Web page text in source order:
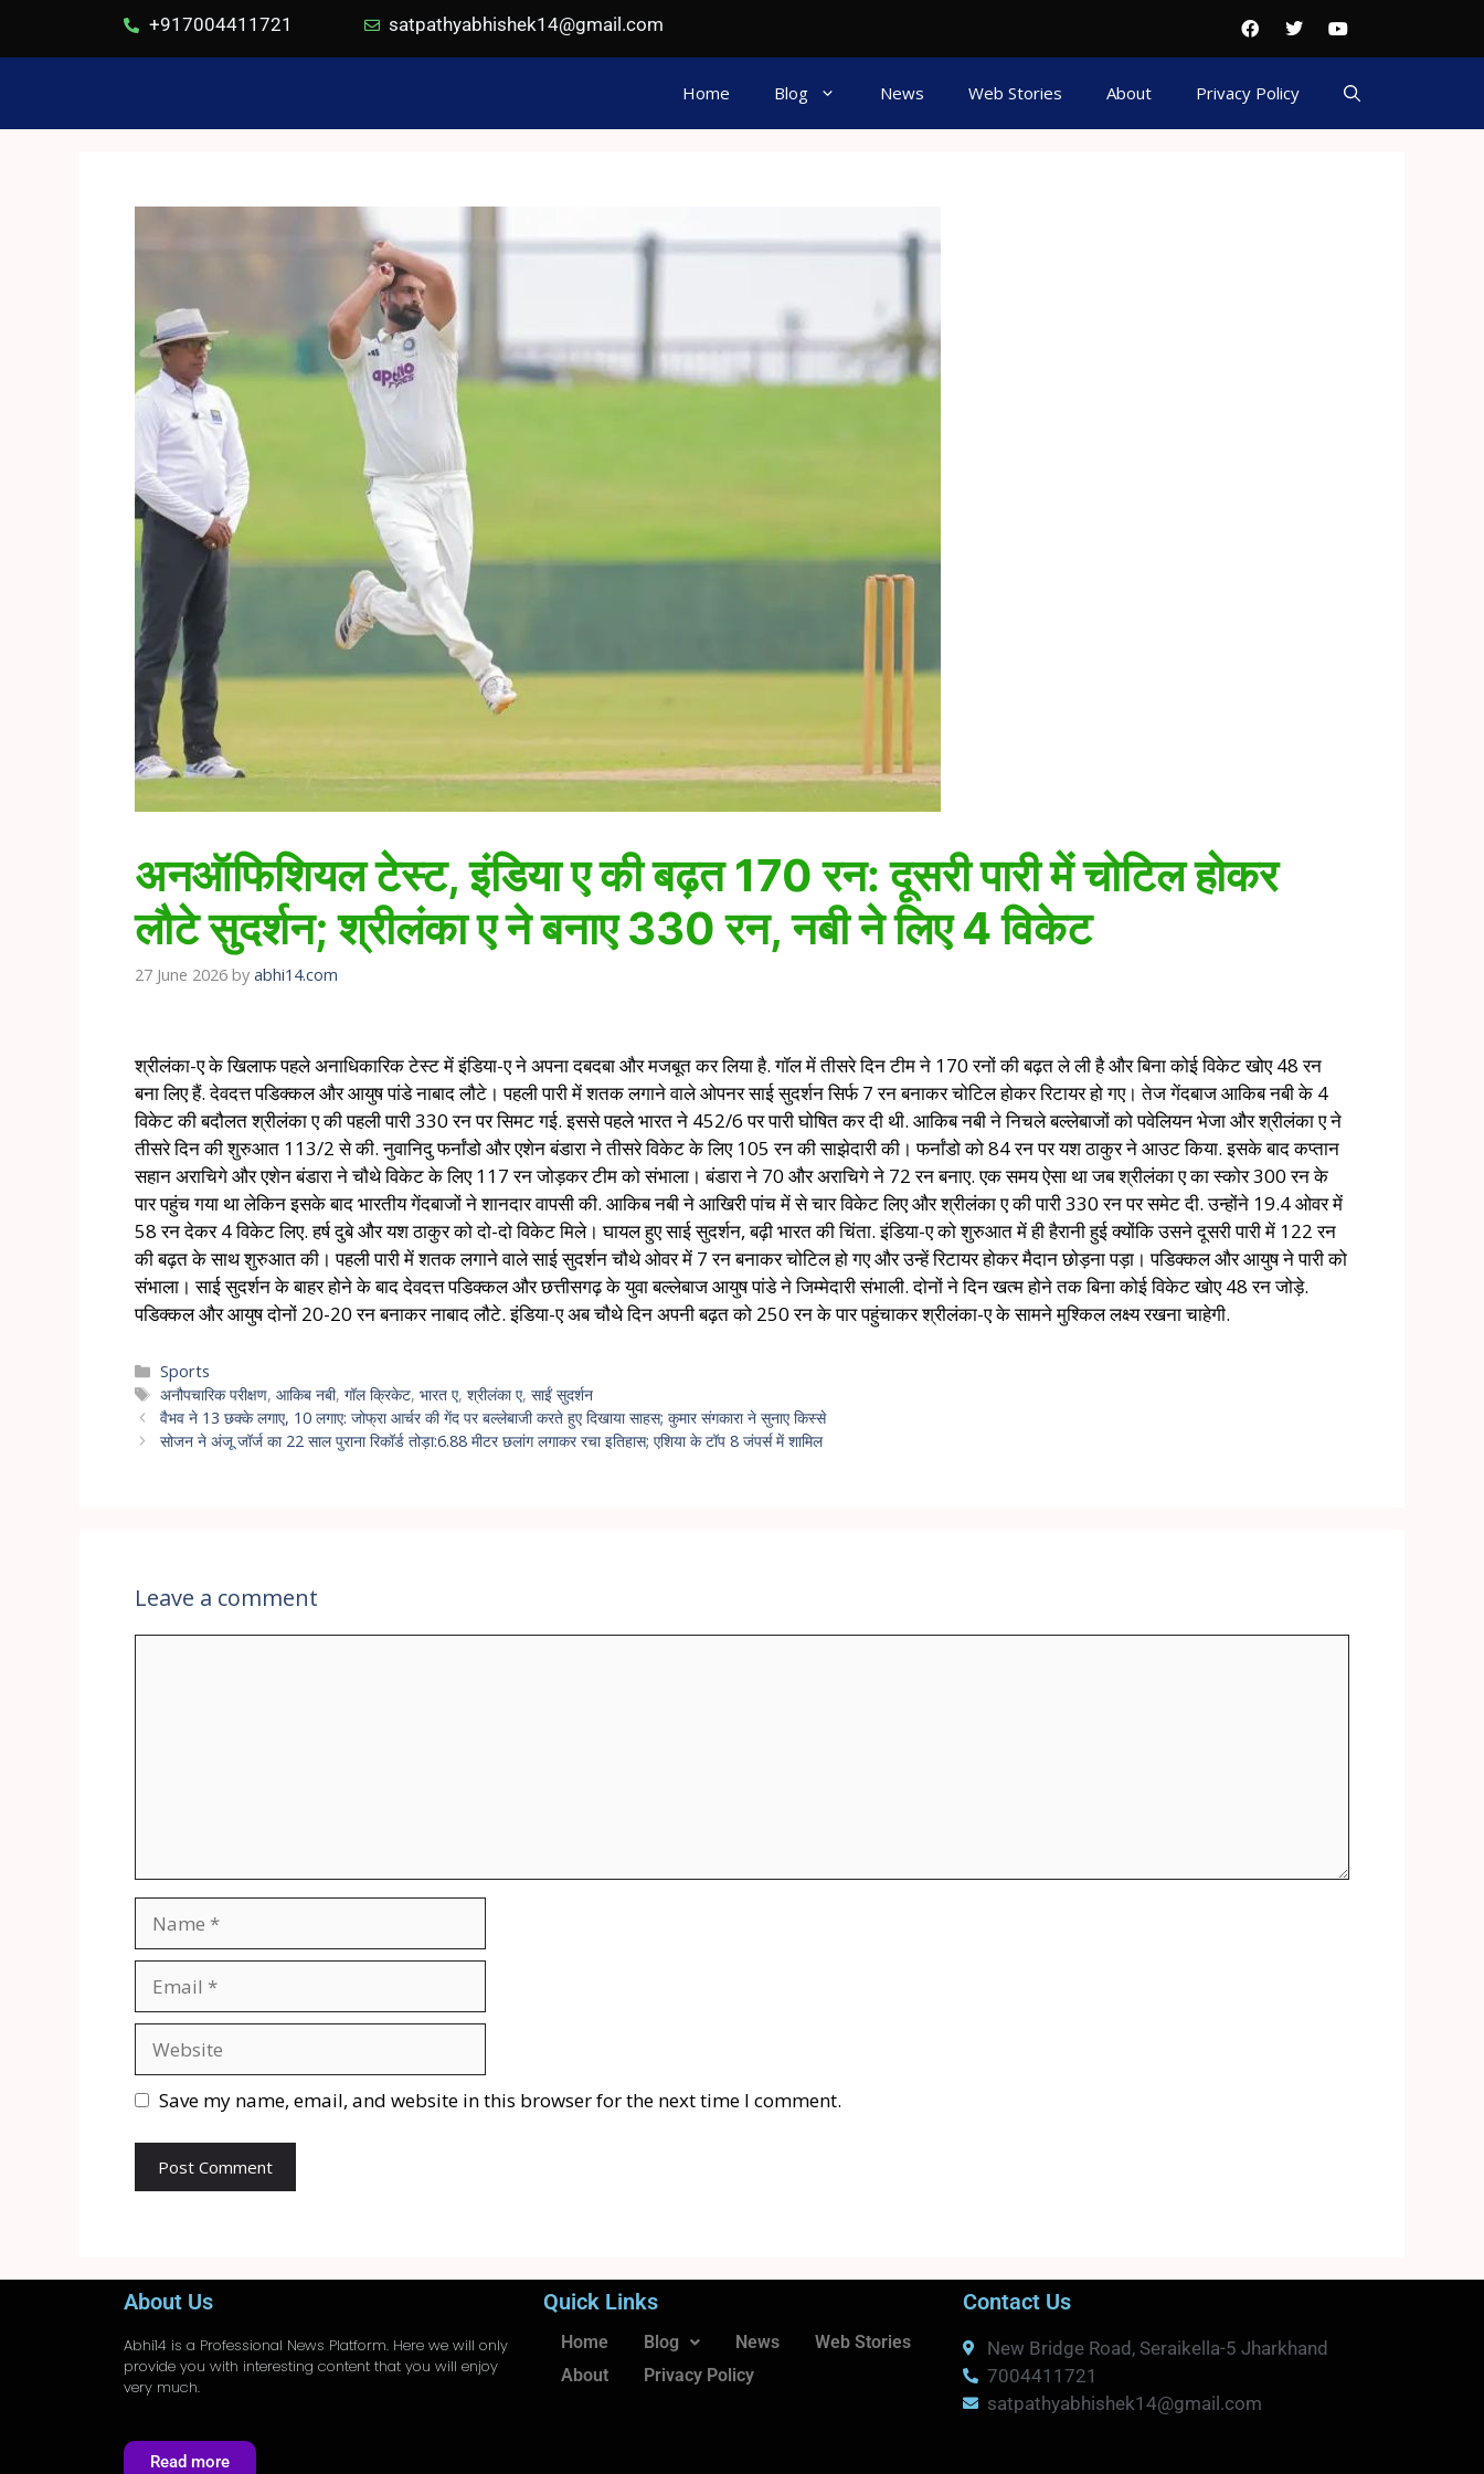
+917004411721 satpathyabhishek14@gmail.com
Home Blog News Web Stories About Privacy Policy
अनऑफिशियल टेस्ट, इंडिया ए की बढ़त 170 रन: दूसरी पारी में चोटिल होकर
लौटे सुदर्शन; श्रीलंका ए ने बनाए 330 रन, नबी ने लिए 4 विकेट
27 June 2026 by abhi14.com
श्रीलंका-ए के खिलाफ पहले अनाधिकारिक टेस्ट में इंडिया-ए ने अपना दबदबा और मजबूत कर लिया है. गॉल में तीसरे दिन टीम ने 170 रनों की बढ़त ले ली है और बिना कोई विकेट खोए 48 रन
बना लिए हैं. देवदत्त पडिक्कल और आयुष पांडे नाबाद लौटे। पहली पारी में शतक लगाने वाले ओपनर साई सुदर्शन सिर्फ 7 रन बनाकर चोटिल होकर रिटायर हो गए। तेज गेंदबाज आकिब नबी के 4
विकेट की बदौलत श्रीलंका ए की पहली पारी 330 रन पर सिमट गई. इससे पहले भारत ने 452/6 पर पारी घोषित कर दी थी. आकिब नबी ने निचले बल्लेबाजों को पवेलियन भेजा और श्रीलंका ए ने
तीसरे दिन की शुरुआत 113/2 से की. नुवानिदु फर्नांडो और एशेन बंडारा ने तीसरे विकेट के लिए 105 रन की साझेदारी की। फर्नांडो को 84 रन पर यश ठाकुर ने आउट किया. इसके बाद कप्तान
सहान अराचिगे और एशेन बंडारा ने चौथे विकेट के लिए 117 रन जोड़कर टीम को संभाला। बंडारा ने 70 और अराचिगे ने 72 रन बनाए. एक समय ऐसा था जब श्रीलंका ए का स्कोर 300 रन के
पार पहुंच गया था लेकिन इसके बाद भारतीय गेंदबाजों ने शानदार वापसी की. आकिब नबी ने आखिरी पांच में से चार विकेट लिए और श्रीलंका ए की पारी 330 रन पर समेट दी. उन्होंने 19.4 ओवर में
58 रन देकर 4 विकेट लिए. हर्ष दुबे और यश ठाकुर को दो-दो विकेट मिले। घायल हुए साई सुदर्शन, बढ़ी भारत की चिंता. इंडिया-ए को शुरुआत में ही हैरानी हुई क्योंकि उसने दूसरी पारी में 122 रन
की बढ़त के साथ शुरुआत की। पहली पारी में शतक लगाने वाले साई सुदर्शन चौथे ओवर में 7 रन बनाकर चोटिल हो गए और उन्हें रिटायर होकर मैदान छोड़ना पड़ा। पडिक्कल और आयुष ने पारी को
संभाला। साई सुदर्शन के बाहर होने के बाद देवदत्त पडिक्कल और छत्तीसगढ़ के युवा बल्लेबाज आयुष पांडे ने जिम्मेदारी संभाली. दोनों ने दिन खत्म होने तक बिना कोई विकेट खोए 48 रन जोड़े.
पडिक्कल और आयुष दोनों 20-20 रन बनाकर नाबाद लौटे. इंडिया-ए अब चौथे दिन अपनी बढ़त को 250 रन के पार पहुंचाकर श्रीलंका-ए के सामने मुश्किल लक्ष्य रखना चाहेगी.
Sports
अनौपचारिक परीक्षण,आकिब नबी,गॉल क्रिकेट,भारत ए,श्रीलंका ए,साईं सुदर्शन
वैभव ने 13 छक्के लगाए, 10 लगाए: जोफ्रा आर्चर की गेंद पर बल्लेबाजी करते हुए दिखाया साहस; कुमार संगकारा ने सुनाए किस्से
सोजन ने अंजू जॉर्ज का 22 साल पुराना रिकॉर्ड तोड़ा:6.88 मीटर छलांग लगाकर रचा इतिहास; एशिया के टॉप 8 जंपर्स में शामिल
Leave a comment
Save my name, email, and website in this browser for the next time I comment.
About Us
Abhi14 is a Professional News Platform. Here we will only
provide you with interesting content that you will enjoy
very much.
Read more
Quick Links
Home Blog News
Web Stories
About
Privacy Policy
Contact Us
New Bridge Road, Seraikella-5 Jharkhand
7004411721
satpathyabhishek14@gmail.com